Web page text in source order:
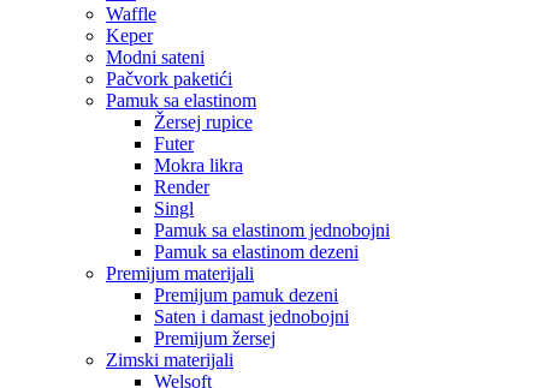
waffle
keper
modni sateni
pačvork paketići
pamuk sa elastinom
žersej rupice
futer
mokra likra
render
singl
pamuk sa elastinom jednobojni
pamuk sa elastinom dezeni
premijum materijali
premijum pamuk dezeni
saten i damast jednobojni
premijum žersej
zimski materijali
welsoft